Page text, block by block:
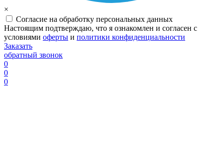
×
Согласие на обработку персональных данных
Настоящим подтверждаю, что я ознакомлен и согласен с
условиями оферты и политики конфиденциальности
Заказать
обратный звонок
0
0
0